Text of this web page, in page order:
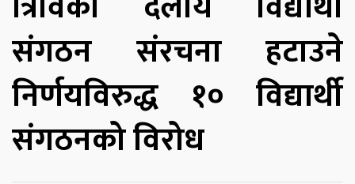
संगठन संरचना हटाउने
निर्णयविरुद्ध १० विद्यार्थी
संगठनको विरोध